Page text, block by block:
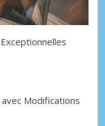
Modifications